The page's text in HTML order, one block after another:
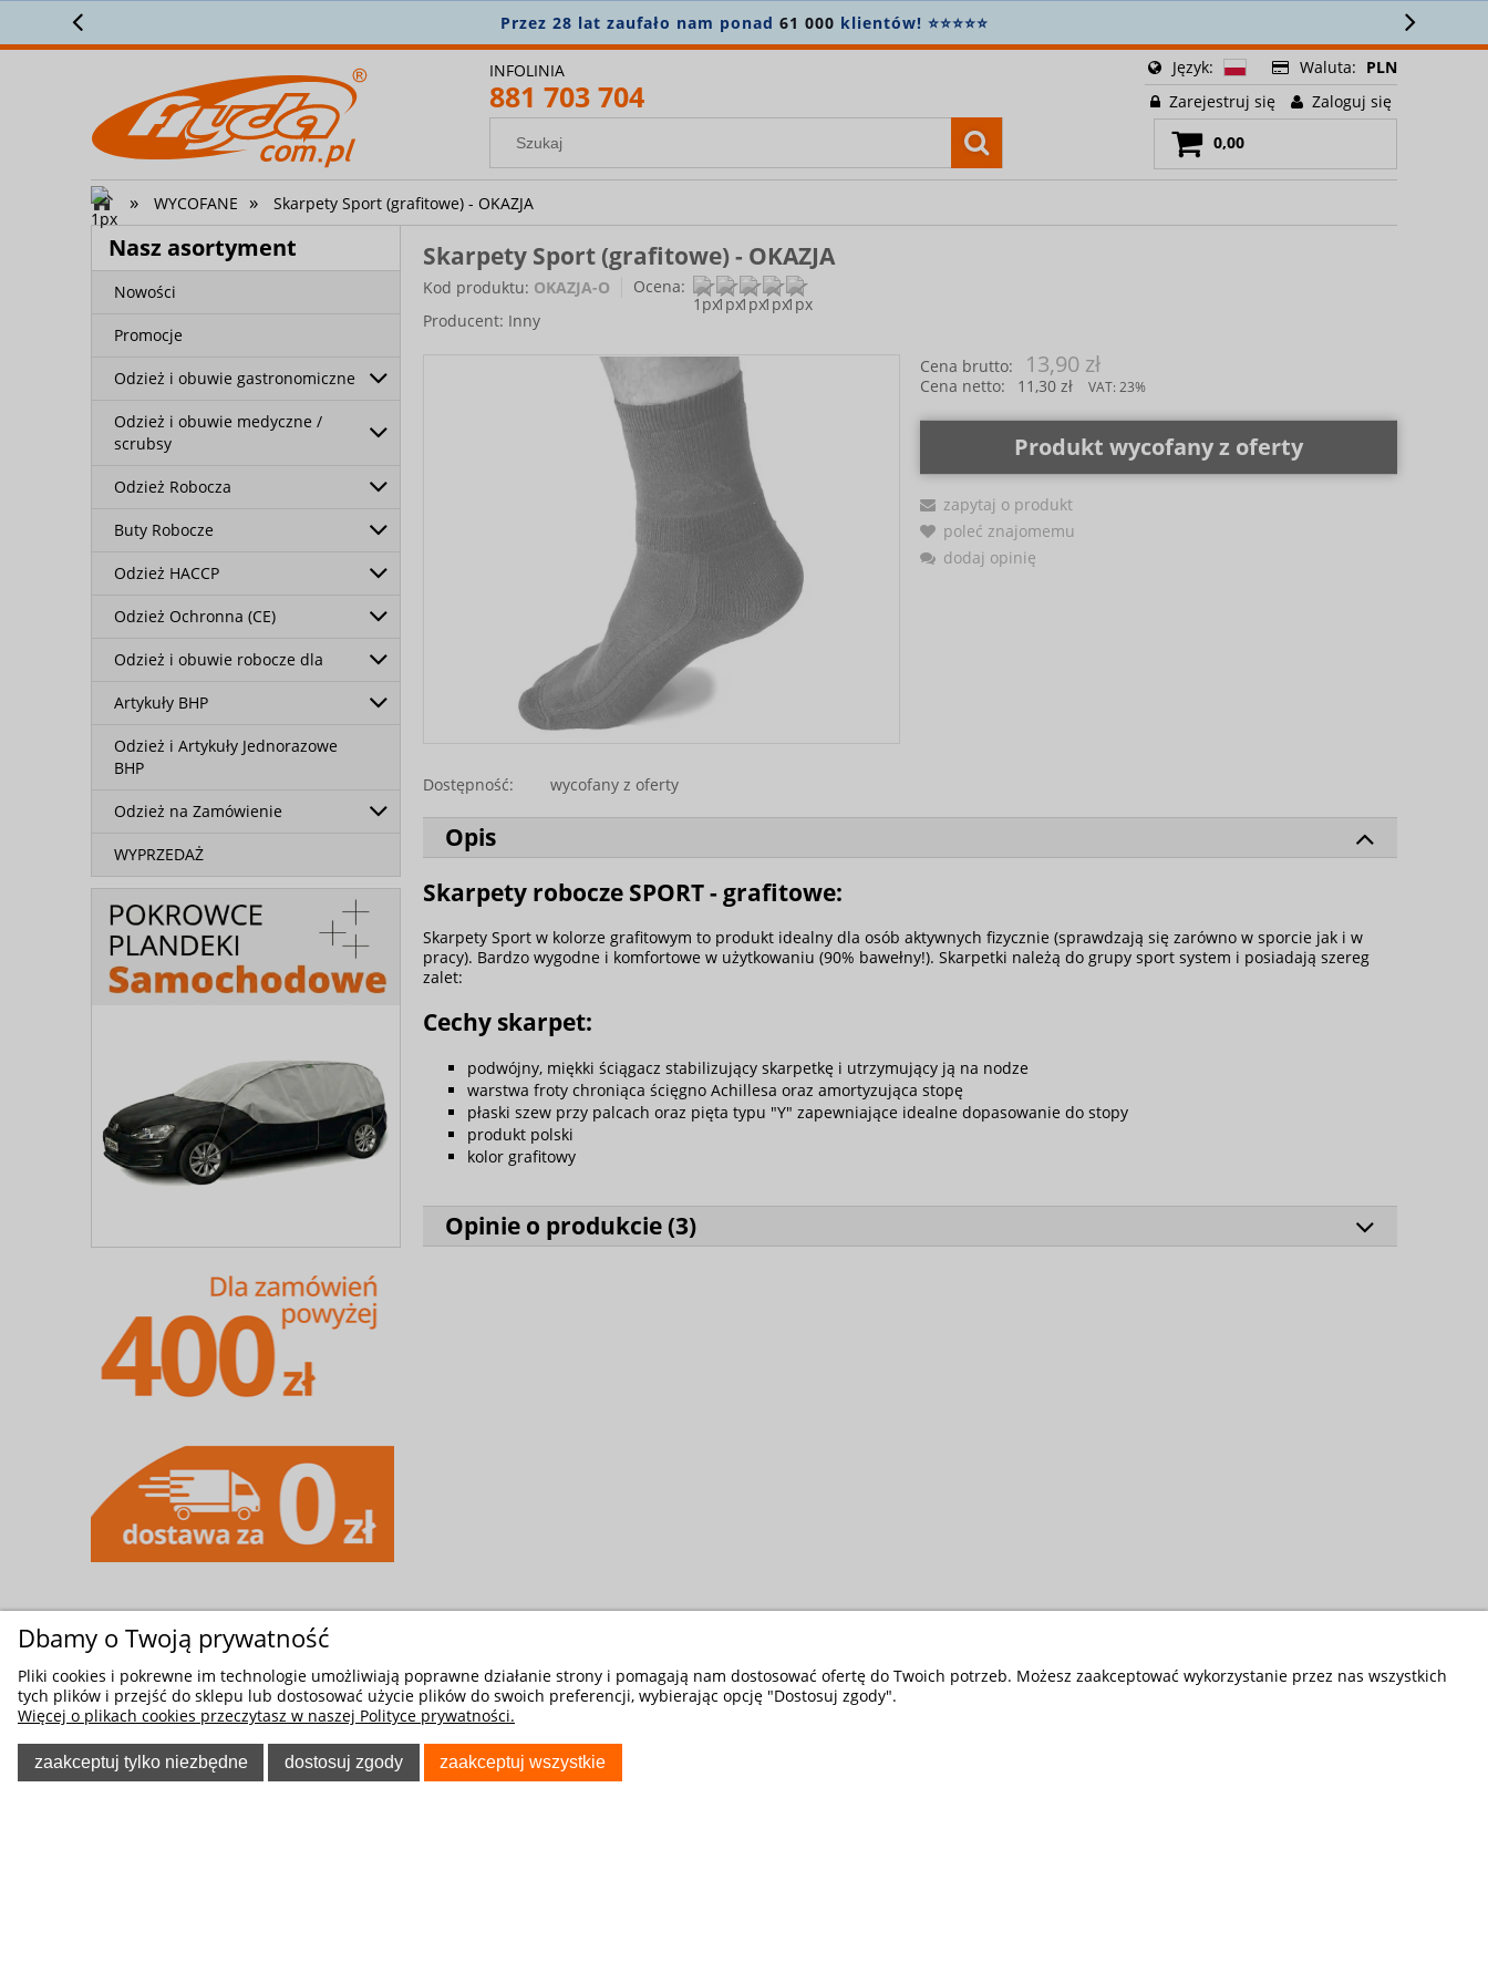
ponad 5% zniżki na
INFOLINIA
881 703 704
Język: Waluta: PLN
Zarejestruj się
Zaloguj się
0,00
» WYCOFANE » Skarpety Sport (grafitowe) - OKAZJA
Nasz asortyment
Nowości
Promocje
Odzież i obuwie gastronomiczne
Odzież i obuwie medyczne /
scrubsy
Odzież Robocza
Buty Robocze
Odzież HACCP
Odzież Ochronna (CE)
Odzież i obuwie robocze dla
Artykuły BHP
Odzież i Artykuły Jednorazowe
BHP
Odzież na Zamówienie
WYPRZEDAŻ
Skarpety Sport (grafitowe) - OKAZJA
Kod produktu: OKAZJA-O
Ocena:
Producent: Inny
Dostępność: wycofany z oferty
Cena brutto: 13,90 zł
Cena netto: 11,30 zł VAT:23%
Produkt wycofany z oferty
zapytaj o produkt
poleć znajomemu
dodaj opinię
Opis
Skarpety robocze SPORT - grafitowe:
Skarpety Sport w kolorze grafitowym to produkt idealny dla osób aktywnych fizycznie (sprawdzają się zarówno w sporcie jak i w
pracy). Bardzo wygodne i komfortowe w użytkowaniu (90% bawełny!). Skarpetki należą do grupy sport system i posiadają szereg
zalet:
Cechy skarpet:
podwójny, miękki ściągacz stabilizujący skarpetkę i utrzymujący ją na nodze
warstwa froty chroniąca ścięgno Achillesa oraz amortyzująca stopę
płaski szew przy palcach oraz pięta typu "Y" zapewniające idealne dopasowanie do stopy
produkt polski
kolor grafitowy
Opinie o produkcie (3)
Dbamy o Twoją prywatność
Pliki cookies i pokrewne im technologie umożliwiają poprawne działanie strony i pomagają nam dostosować ofertę do Twoich potrzeb. Możesz zaakceptować wykorzystanie przez nas wszystkich
tych plików i przejść do sklepu lub dostosować użycie plików do swoich preferencji, wybierając opcję "Dostosuj zgody".
Więcej o plikach cookies przeczytasz w naszej Polityce prywatności.
zaakceptuj tylko niezbędne dostosuj zgody zaakceptuj wszystkie